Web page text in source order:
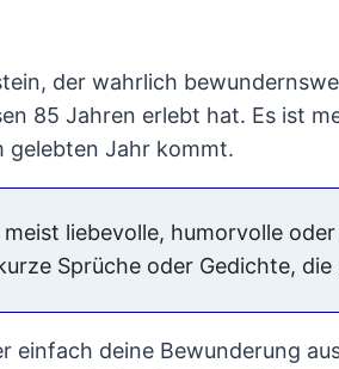
der wahrlich
85 Jahren erlebt hat. Es ist
gelebten Jahr kommt.
liebevolle, humorvolle
Sprüche oder Gedichte,
einfach deine Bewunderung